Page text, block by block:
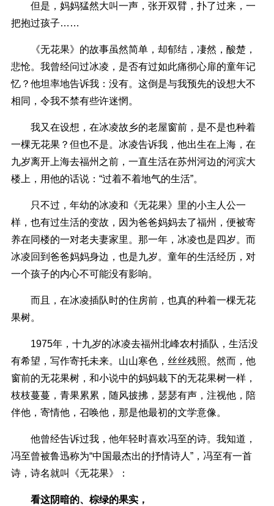
但是，妈妈猛然大叫一声，张开双臂，扑了过来，一
把抱过孩子……
《无花果》的故事虽然简单，却郁结，凄然，酸楚，
悲怆。我曾经问过冰凌，是否有过如此痛彻心扉的童年记
忆？他坦率地告诉我：没有。这倒是与我预先的设想大不
相同，令我不禁有些许迷惘。
我又在设想，在冰凌故乡的老屋窗前，是不是也种着
一棵无花果？但也不是。冰凌告诉我，他出生在上海，在
九岁离开上海去福州之前，一直生活在苏州河边的河滨大
楼上，用他的话说：“过着不着地气的生活”。
只不过，年幼的冰凌和《无花果》里的小主人公一
样，也有过生活的变故，因为爸爸妈妈去了福州，便被寄
养在同楼的一对老夫妻家里。那一年，冰凌也是四岁。而
冰凌回到爸爸妈妈身边，也是九岁。童年的生活经历，对
一个孩子的内心不可能没有影响。
而且，在冰凌插队时的住房前，也真的种着一棵无花
果树。
1975年，十九岁的冰凌去福州北峰农村插队，生活没
有希望，写作寄托未来。山山寒色，丝丝残照。然而，他
窗前的无花果树，和小说中的妈妈栽下的无花果树一样，
枝枝蔓蔓，青果累累，随风披拂，瑟瑟有声，注视他，陪
伴他，寄情他，召唤他，那是他最初的文学意像。
他曾经告诉过我，他年轻时喜欢冯至的诗。我知道，
冯至曾被鲁迅称为“中国最杰出的抒情诗人”，冯至有一首
诗，诗名就叫《无花果》：
看这阴暗的、棕绿的果实，